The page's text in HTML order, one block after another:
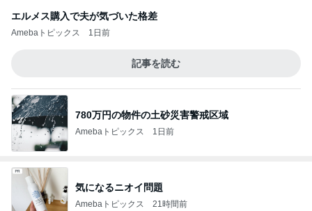
エルメス購入で夫が気づいた格差
Amebaトピックス 1日前
記事を読む
780万円の物件の土砂災害警戒区域
Amebaトピックス 1日前
気になるニオイ問題
Amebaトピックス 21時間前